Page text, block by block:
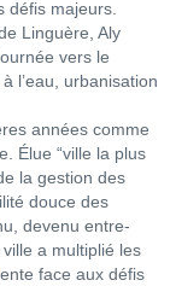
défis majeurs.
Linguère, Aly
vers le
l’eau, urbanisation
années comme
Élue “ville la plus
la gestion des
douce des
devenu entre-
a multiplié les
face aux défis